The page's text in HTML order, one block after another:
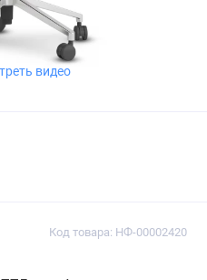
видео
Код товара: НФ-00002420